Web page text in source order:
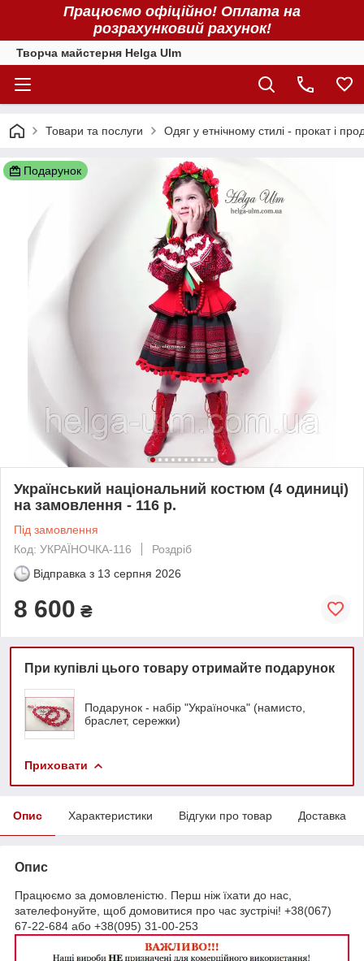
Працюємо офіційно! Оплата на
розрахунковий рахунок!
Творча майстерня Helga Ulm
Товари та послуги Одяг у етнічному стилі - прокат і
Подарунок
Український національний костюм (4 одиниці)
на замовлення - 116 р.
Під замовлення
Код: УКРАЇНОЧКА-116
Роздріб
Відправка з 13 серпня 2026
8 600 ₴
При купівлі цього товару отримайте подарунок
Подарунок - набір "Україночка" (намисто,
браслет, сережки)
Приховати
Опис Характеристики Відгуки про товар Доставка
Опис
Працюємо за домовленістю. Перш ніж їхати до нас,
зателефонуйте, щоб домовитися про час зустрічі! +38(067)
67-22-684 або +38(095) 31-00-253